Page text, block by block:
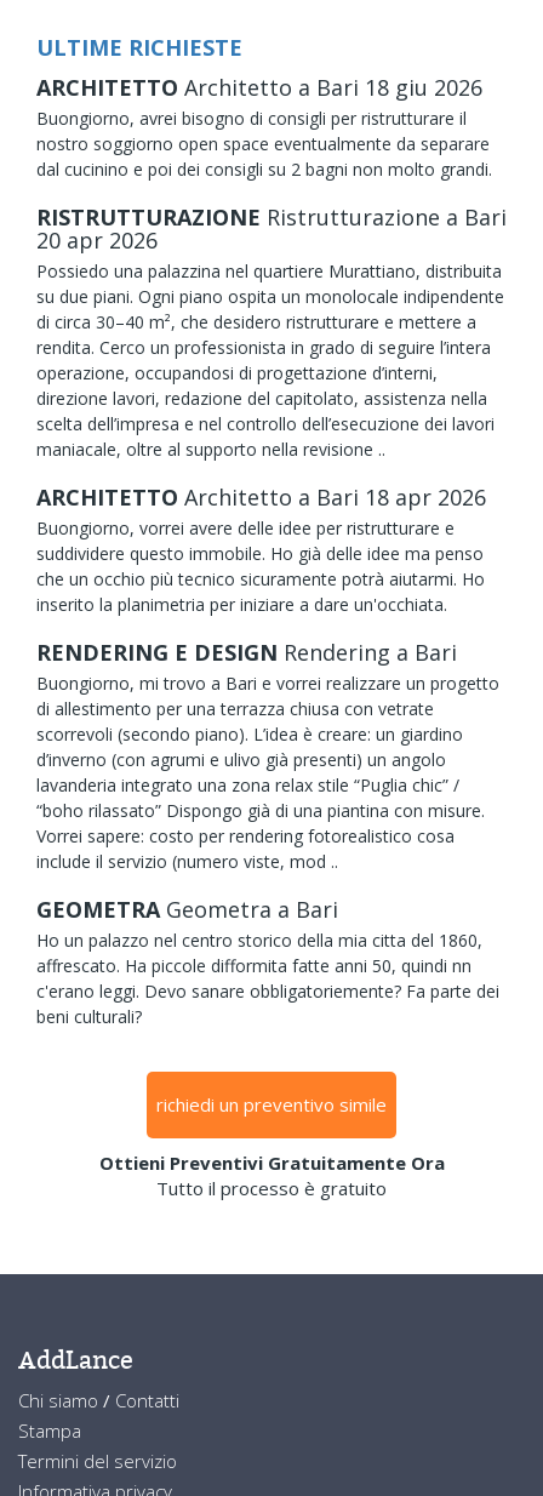
ULTIME RICHIESTE
ARCHITETTO Architetto a Bari 18 giu 2026
Buongiorno, avrei bisogno di consigli per ristrutturare il
nostro soggiorno open space eventualmente da separare
dal cucinino e poi dei consigli su 2 bagni non molto grandi.
RISTRUTTURAZIONE Ristrutturazione a Bari
20 apr 2026
Possiedo una palazzina nel quartiere Murattiano, distribuita
su due piani. Ogni piano ospita un monolocale indipendente
di circa 30–40 m², che desidero ristrutturare e mettere a
rendita. Cerco un professionista in grado di seguire l’intera
operazione, occupandosi di progettazione d’interni,
direzione lavori, redazione del capitolato, assistenza nella
scelta dell’impresa e nel controllo dell’esecuzione dei lavori
maniacale, oltre al supporto nella revisione ..
ARCHITETTO Architetto a Bari 18 apr 2026
Buongiorno, vorrei avere delle idee per ristrutturare e
suddividere questo immobile. Ho già delle idee ma penso
che un occhio più tecnico sicuramente potrà aiutarmi. Ho
inserito la planimetria per iniziare a dare un'occhiata.
RENDERING E DESIGN Rendering a Bari
Buongiorno, mi trovo a Bari e vorrei realizzare un progetto
di allestimento per una terrazza chiusa con vetrate
scorrevoli (secondo piano). L’idea è creare: un giardino
d’inverno (con agrumi e ulivo già presenti) un angolo
lavanderia integrato una zona relax stile “Puglia chic” /
“boho rilassato” Dispongo già di una piantina con misure.
Vorrei sapere: costo per rendering fotorealistico cosa
include il servizio (numero viste, mod ..
GEOMETRA Geometra a Bari
Ho un palazzo nel centro storico della mia citta del 1860,
affrescato. Ha piccole difformita fatte anni 50, quindi nn
c'erano leggi. Devo sanare obbligatoriemente? Fa parte dei
beni culturali?
richiedi un preventivo simile
Ottieni Preventivi Gratuitamente Ora
Tutto il processo è gratuito
AddLance
Chi siamo / Contatti
Stampa
Termini del servizio
Informativa privacy